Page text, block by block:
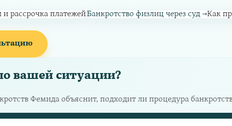
рассрочка платежейБанкротство физлиц через суд →Как
вашей ситуации?
Фемида объяснит, подходит ли процедура